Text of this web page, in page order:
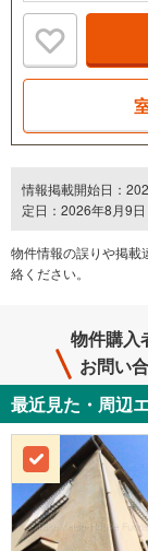
情報掲載開始日：
定日：2026年8月9日
物件情報の誤りや掲載
絡ください。
物件購入
お問い
最近見た・周辺